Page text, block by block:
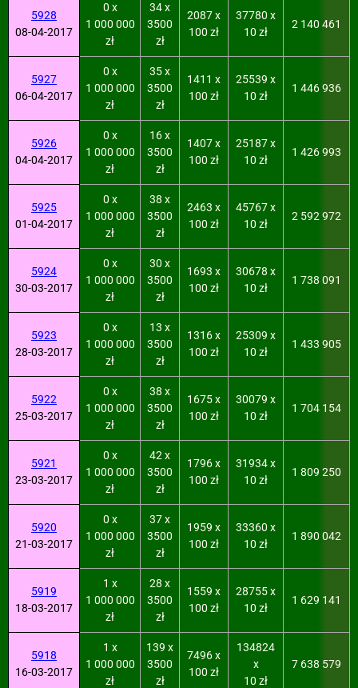
5928
08-04-2017
0 x
1 000 000
zł
34 x
3500
zł
2087 x
100 zł
37780 x
10 zł
2 140 461
5927
06-04-2017
0 x
1 000 000
zł
35 x
3500
zł
1411 x
100 zł
25539 x
10 zł
1 446 936
5926
04-04-2017
0 x
1 000 000
zł
16 x
3500
zł
1407 x
100 zł
25187 x
10 zł
1 426 993
5925
01-04-2017
0 x
1 000 000
zł
38 x
3500
zł
2463 x
100 zł
45767 x
10 zł
2 592 972
5924
30-03-2017
0 x
1 000 000
zł
30 x
3500
zł
1693 x
100 zł
30678 x
10 zł
1 738 091
5923
28-03-2017
0 x
1 000 000
zł
13 x
3500
zł
1316 x
100 zł
25309 x
10 zł
1 433 905
5922
25-03-2017
0 x
1 000 000
zł
38 x
3500
zł
1675 x
100 zł
30079 x
10 zł
1 704 154
5921
23-03-2017
0 x
1 000 000
zł
42 x
3500
zł
1796 x
100 zł
31934 x
10 zł
1 809 250
5920
21-03-2017
0 x
1 000 000
zł
37 x
3500
zł
1959 x
100 zł
33360 x
10 zł
1 890 042
5919
18-03-2017
1 x
1 000 000
zł
28 x
3500
zł
1559 x
100 zł
28755 x
10 zł
1 629 141
5918
16-03-2017
1 x
1 000 000
zł
139 x
3500
zł
7496 x
100 zł
134824
x
10 zł
7 638 579